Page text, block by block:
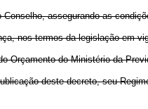
assegurando as
nos termos da legislação em
Orçamento do Ministério da
deste decreto, seu